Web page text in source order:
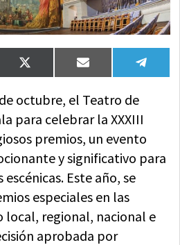
Compartir
en
X
(Twitter)
Compartir
en
Email
en
octubre, el Teatro de
para celebrar la XXXIII
premios, un evento
y significativo para
Este año, se
especiales en las
local, regional, nacional e
aprobada por